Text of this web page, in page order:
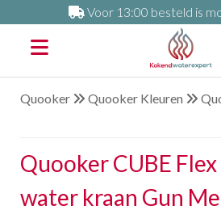
Voor 13:00 besteld is
Quooker Quooker Kleuren
Quooker CUBE
water kraan Gun